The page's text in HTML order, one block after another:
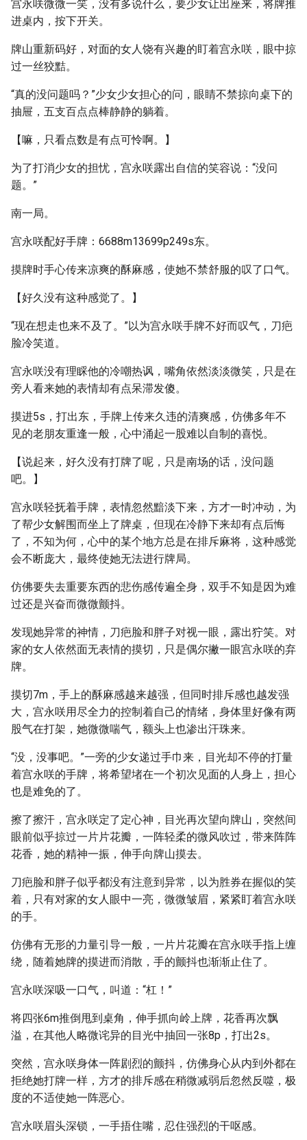
宫永咲微微一笑，没有多说什么，要少女让出座来，将牌推
进桌内，按下开关。
牌山重新码好，对面的女人饶有兴趣的盯着宫永咲，眼中掠
过一丝狡黠。
“真的没问题吗？”少女少女担心的问，眼睛不禁掠向桌下的
抽屉，五支百点点棒静静的躺着。
【嘛，只看点数是有点可怜啊。】
为了打消少女的担忧，宫永咲露出自信的笑容说：“没问
题。”
南一局。
宫永咲配好手牌：6688m13699p249s东。
摸牌时手心传来凉爽的酥麻感，使她不禁舒服的叹了口气。
【好久没有这种感觉了。】
“现在想走也来不及了。”以为宫永咲手牌不好而叹气，刀疤
脸冷笑道。
宫永咲没有理睬他的冷嘲热讽，嘴角依然淡淡微笑，只是在
旁人看来她的表情却有点呆滞发傻。
摸进5s，打出东，手牌上传来久违的清爽感，仿佛多年不
见的老朋友重逢一般，心中涌起一股难以自制的喜悦。
【说起来，好久没有打牌了呢，只是南场的话，没问题
吧。】
宫永咲轻抚着手牌，表情忽然黯淡下来，方才一时冲动，为
了帮少女解围而坐上了牌桌，但现在冷静下来却有点后悔
了，不知为何，心中的某个地方总是在排斥麻将，这种感觉
会不断庞大，最终使她无法进行牌局。
仿佛要失去重要东西的悲伤感传遍全身，双手不知是因为难
过还是兴奋而微微颤抖。
发现她异常的神情，刀疤脸和胖子对视一眼，露出狞笑。对
家的女人依然面无表情的摸切，只是偶尔撇一眼宫永咲的弃
牌。
摸切7m，手上的酥麻感越来越强，但同时排斥感也越发强
大，宫永咲用尽全力的控制着自己的情绪，身体里好像有两
股气在打架，她微微喘气，额头上也渗出汗珠来。
“没，没事吧。”一旁的少女递过手巾来，目光却不停的打量
着宫永咲的手牌，将希望堵在一个初次见面的人身上，担心
也是难免的了。
擦了擦汗，宫永咲定了定心神，目光再次望向牌山，突然间
眼前似乎掠过一片片花瓣，一阵轻柔的微风吹过，带来阵阵
花香，她的精神一振，伸手向牌山摸去。
刀疤脸和胖子似乎都没有注意到异常，以为胜券在握似的笑
着，只有对家的女人眼中一亮，微微皱眉，紧紧盯着宫永咲
的手。
仿佛有无形的力量引导一般，一片片花瓣在宫永咲手指上缠
绕，随着她牌的摸进而消散，手的颤抖也渐渐止住了。
宫永咲深吸一口气，叫道：“杠！”
将四张6m推倒甩到桌角，伸手抓向岭上牌，花香再次飘
溢，在其他人略微诧异的目光中抽回一张8p，打出2s。
突然，宫永咲身体一阵剧烈的颤抖，仿佛身心从内到外都在
拒绝她打牌一样，方才的排斥感在稍微减弱后忽然反噬，极
度的不适使她一阵恶心。
宫永咲眉头深锁，一手捂住嘴，忍住强烈的干呕感。